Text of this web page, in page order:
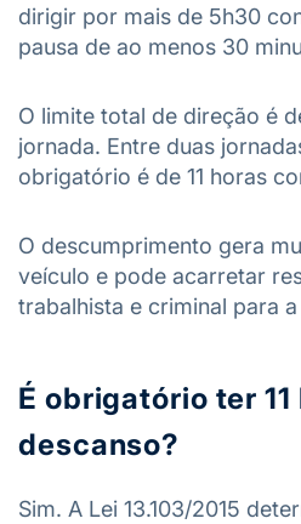
dirigir por mais de 5h30
pausa de ao menos 30
O limite total de direção é
jornada. Entre duas
obrigatório é de 11 horas
O descumprimento gera
veículo e pode acarretar
trabalhista e criminal para
É obrigatório ter 11
descanso?
Sim. A Lei 13.103/2015